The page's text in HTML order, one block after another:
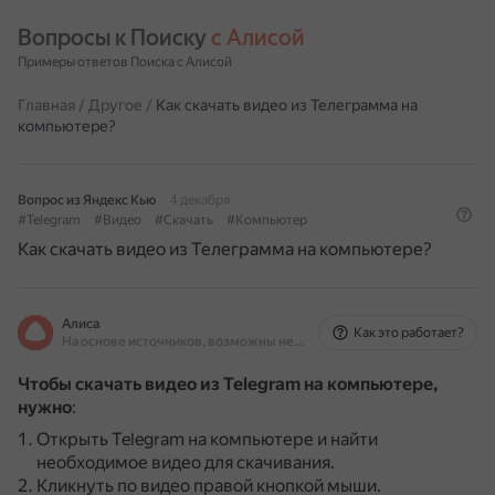
Вопросы к Поиску с Алисой
Примеры ответов Поиска с Алисой
Главная / Другое / Как скачать видео из Телеграмма на
компьютере?
Вопрос из Яндекс Кью
4 декабря
#Telegram
#Видео #Скачать #Компьютер
Как скачать видео из Телеграмма на компьютере?
Алиса
На основе источников, возможны неточности
Как это работает?
Чтобы скачать видео из Telegram на компьютере,
нужно:
Открыть Telegram на компьютере и найти
необходимое видео для скачивания.
Кликнуть по видео правой кнопкой мыши.